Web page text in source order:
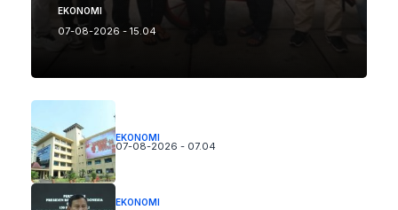
EKONOMI
07-08-2026 - 15.04
EKONOMI
07-08-2026 - 07.04
EKONOMI